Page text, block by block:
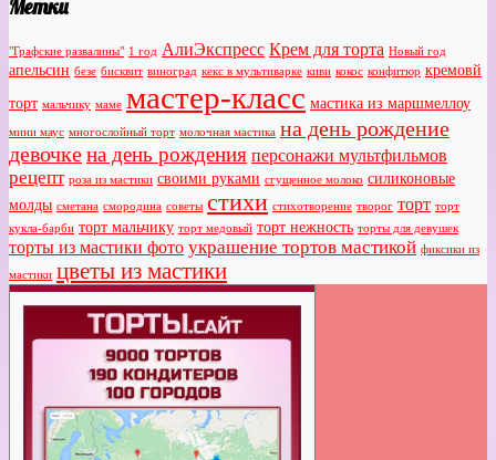
Метки
"Графские развалины" 1 год АлиЭкспресс Крем для торта Новый год
апельсин безе бисквит виноград кекс в мультиварке киви кокос конфитюр кремовй
торт мальчику маме мастер-класс мастика из маршмеллоу
мини маус многослойный торт молочная мастика на день рождение
девочкена день рождения персонажи мультфильмов
рецепт роза из мастики своими руками сгущенное молоко силиконовые
молды сметана смородина советы стихи стихотворение творог торт торт
кукла-барби торт мальчику торт медовый торт нежность торты для девушек
торты из мастики фото украшение тортов мастикой фиксики из
мастики цветы из мастики